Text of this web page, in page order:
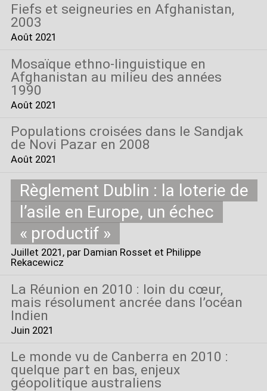
Fiefs et seigneuries en Afghanistan,
2003
Août 2021
Mosaïque ethno-linguistique en
Afghanistan au milieu des années
1990
Août 2021
Populations croisées dans le Sandjak
de Novi Pazar en 2008
Août 2021
Règlement Dublin : la loterie de
l’asile en Europe, un échec
« productif »
Juillet 2021 , par Damian Rosset et Philippe
Rekacewicz
La Réunion en 2010 : loin du cœur,
mais résolument ancrée dans l’océan
Indien
Juin 2021
Le monde vu de Canberra en 2010 :
quelque part en bas, enjeux
géopolitique australiens